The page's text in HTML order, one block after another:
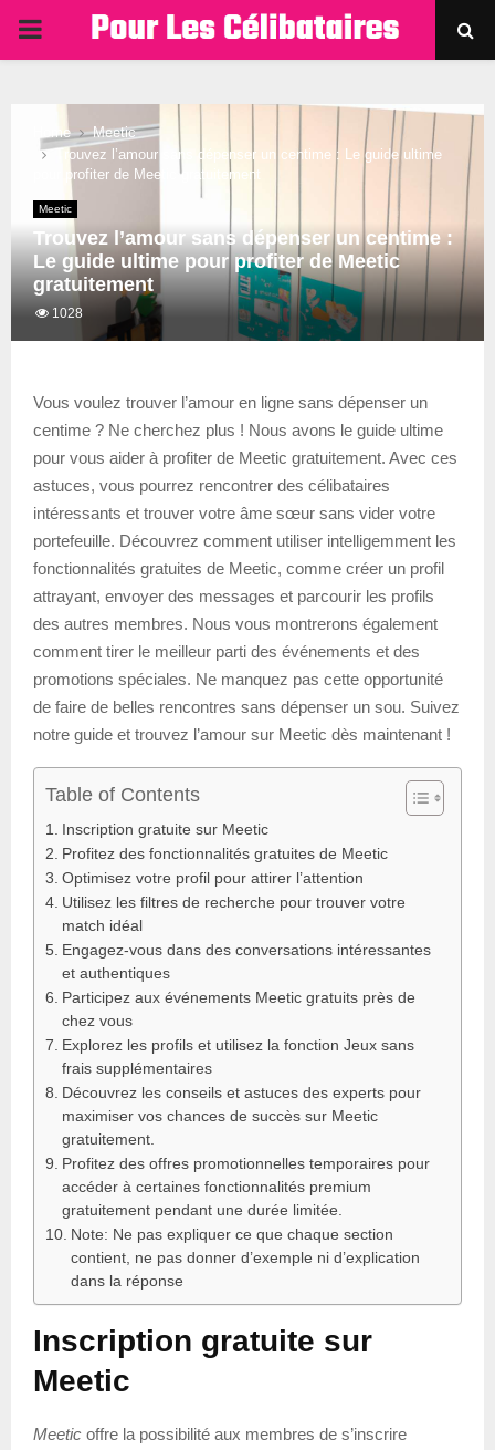
PRIMARY
Home
Meetic
Trouvez l’amour sans dépenser un centime : Le guide ultime
pour profiter de Meetic gratuitement
Meetic
Trouvez l’amour sans dépenser un centime :
Le guide ultime pour profiter de Meetic
gratuitement
1028
Vous voulez trouver l’amour en ligne sans dépenser un
centime ? Ne cherchez plus ! Nous avons le guide ultime
pour vous aider à profiter de Meetic gratuitement. Avec ces
astuces, vous pourrez rencontrer des célibataires
intéressants et trouver votre âme sœur sans vider votre
portefeuille. Découvrez comment utiliser intelligemment les
fonctionnalités gratuites de Meetic, comme créer un profil
attrayant, envoyer des messages et parcourir les profils
des autres membres. Nous vous montrerons également
comment tirer le meilleur parti des événements et des
promotions spéciales. Ne manquez pas cette opportunité
de faire de belles rencontres sans dépenser un sou. Suivez
notre guide et trouvez l’amour sur Meetic dès maintenant !
Table of Contents
Inscription gratuite sur Meetic
Profitez des fonctionnalités gratuites de Meetic
Optimisez votre profil pour attirer l’attention
Utilisez les filtres de recherche pour trouver votre
match idéal
Engagez-vous dans des conversations intéressantes
et authentiques
Participez aux événements Meetic gratuits près de
chez vous
Explorez les profils et utilisez la fonction Jeux sans
frais supplémentaires
Découvrez les conseils et astuces des experts pour
maximiser vos chances de succès sur Meetic
gratuitement.
Profitez des offres promotionnelles temporaires pour
accéder à certaines fonctionnalités premium
gratuitement pendant une durée limitée.
Note: Ne pas expliquer ce que chaque section
contient, ne pas donner d’exemple ni d’explication
dans la réponse
Inscription gratuite sur
Meetic
Meetic offre la possibilité aux membres de s’inscrire